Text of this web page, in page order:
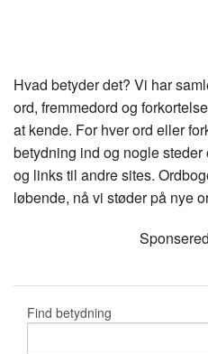
Hvad betyder det? Vi har
ord, fremmedord og
at kende. For hver ord eller
betydning ind og nogle
og links til andre sites.
løbende, nå vi støder på nye
Find betydning